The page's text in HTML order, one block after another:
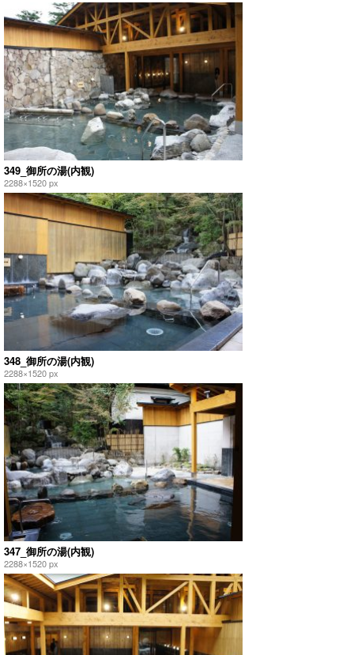
349_御所の湯(内観)
2288×1520 px
348_御所の湯(内観)
2288×1520 px
347_御所の湯(内観)
2288×1520 px